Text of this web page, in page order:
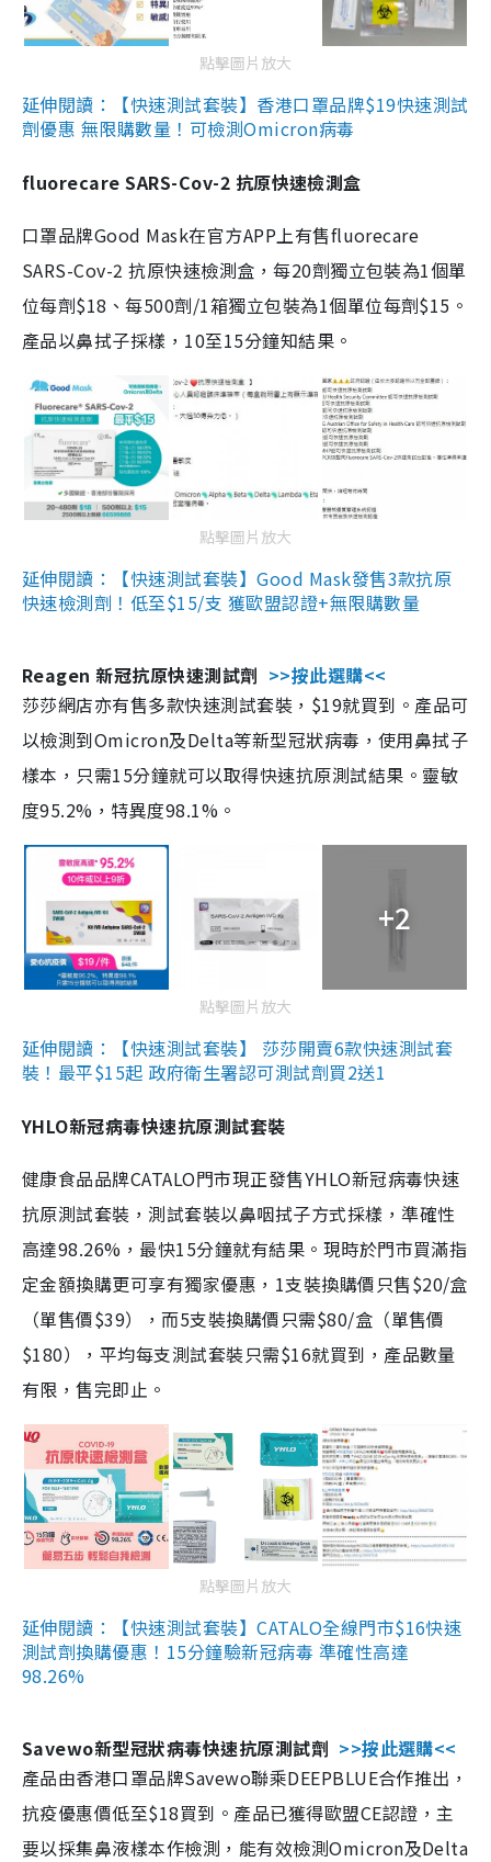
點擊圖片放大
延伸閱讀：【快速測試套裝】香港口罩品牌$19快速測試
劑優惠 無限購數量！可檢測Omicron病毒
fluorecare SARS-Cov-2 抗原快速檢測盒
口罩品牌Good Mask在官方APP上有售fluorecare
SARS-Cov-2 抗原快速檢測盒，每20劑獨立包裝為1個單
位每劑$18、每500劑/1箱獨立包裝為1個單位每劑$15。
產品以鼻拭子採樣，10至15分鐘知結果。
點擊圖片放大
延伸閱讀：【快速測試套裝】Good Mask發售3款抗原
快速檢測劑！低至$15/支 獲歐盟認證+無限購數量
Reagen 新冠抗原快速測試劑 >>按此選購<<
莎莎網店亦有售多款快速測試套裝，$19就買到。產品可
以檢測到Omicron及Delta等新型冠狀病毒，使用鼻拭子
樣本，只需15分鐘就可以取得快速抗原測試結果。靈敏
度95.2%，特異度98.1%。
+2
點擊圖片放大
延伸閱讀：【快速測試套裝】 莎莎開賣6款快速測試套
裝！最平$15起 政府衛生署認可測試劑買2送1
YHLO新冠病毒快速抗原測試套裝
健康食品品牌CATALO門市現正發售YHLO新冠病毒快速
抗原測試套裝，測試套裝以鼻咽拭子方式採樣，準確性
高達98.26%，最快15分鐘就有結果。現時於門市買滿指
定金額換購更可享有獨家優惠，1支裝換購價只售$20/盒
（單售價$39），而5支裝換購價只需$80/盒（單售價
$180），平均每支測試套裝只需$16就買到，產品數量
有限，售完即止。
點擊圖片放大
延伸閱讀：【快速測試套裝】CATALO全線門市$16快速
測試劑換購優惠！15分鐘驗新冠病毒 準確性高達
98.26%
Savewo新型冠狀病毒快速抗原測試劑 >>按此選購<<
產品由香港口罩品牌Savewo聯乘DEEPBLUE合作推出，
抗疫優惠價低至$18買到。產品已獲得歐盟CE認證，主
要以採集鼻液樣本作檢測，能有效檢測Omicron及Delta